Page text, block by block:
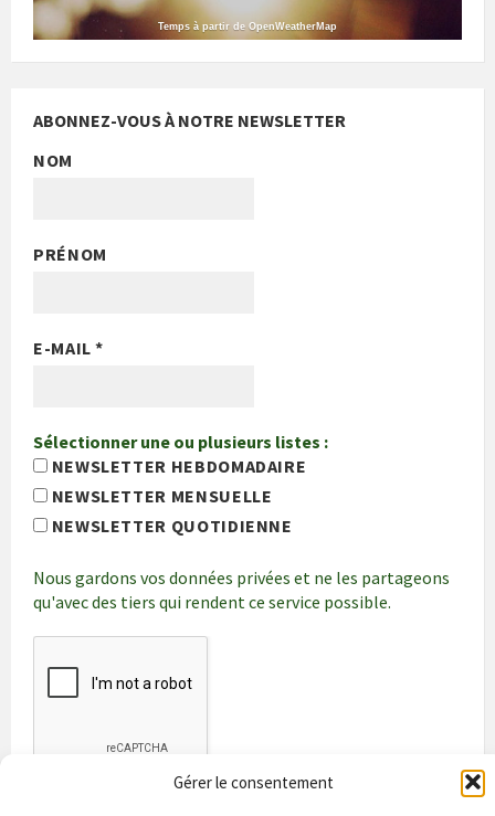
Gérer le consentement
Temps à partir de OpenWeatherMap
ABONNEZ-VOUS À NOTRE NEWSLETTER
NOM
PRÉNOM
E-MAIL*
Sélectionner une ou plusieurs listes :
NEWSLETTER HEBDOMADAIRE
NEWSLETTER MENSUELLE
NEWSLETTER QUOTIDIENNE
Nous gardons vos données privées et ne les partageons
qu'avec des tiers qui rendent ce service possible.